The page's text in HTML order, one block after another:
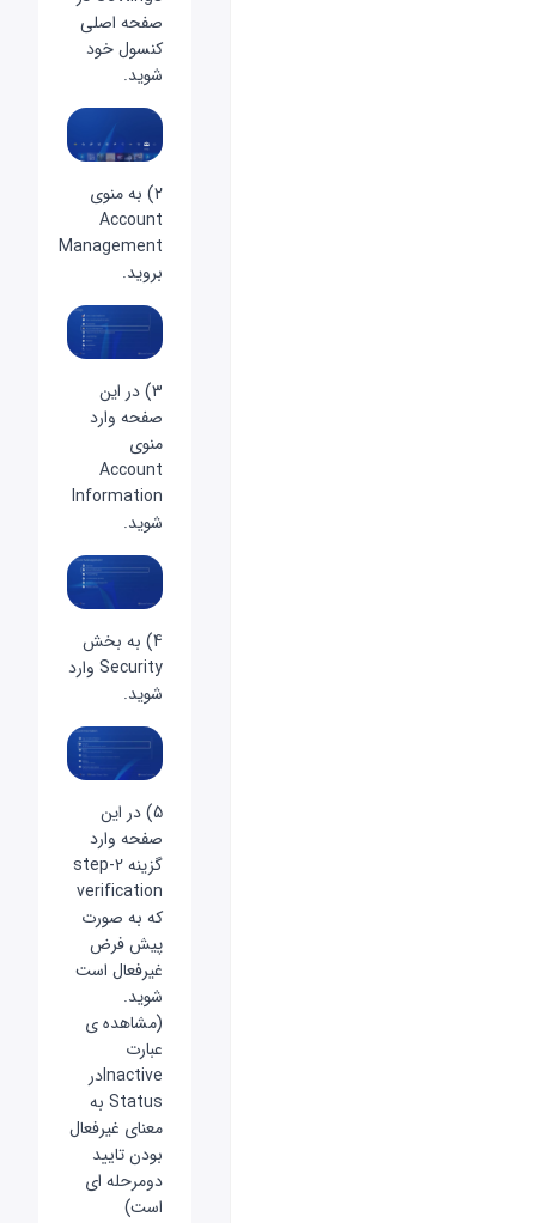
صفحه اصلی
کنسول خود
شوید.
2) به منوی
Account
Management
بروید.
3) در این
صفحه وارد
منوی
Account
Information
شوید.
4) به بخش
Security وارد
شوید.
5) در این
صفحه وارد
گزینه 2-step
verification
که به صورت
پیش فرض
غیرفعال است
شوید.
(مشاهده ی
عبارت
Inactiveدر
Status به
معنای غیرفعال
بودن تایید
دومرحله ای
است)